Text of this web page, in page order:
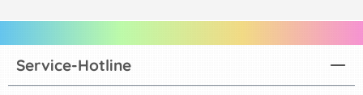
Service-Hotline